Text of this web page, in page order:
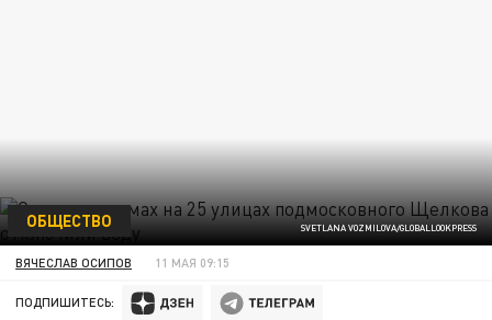
SVETLANA VOZMILOVA/GLOBALLOOKPRESS
ОБЩЕСТВО
ВЯЧЕСЛАВ ОСИПОВ 11 МАЯ 09:15
ПОДПИШИТЕСЬ: